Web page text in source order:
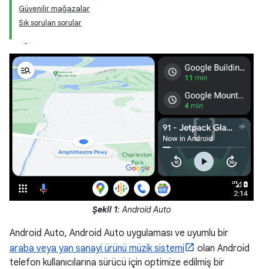
Güvenilir mağazalar
Sık sorulan sorular
Şekil 1: Android Auto
Android Auto, Android Auto uygulaması ve uyumlu bir
araba veya yan sanayi ürünü müzik sistemi
olan Android
telefon kullanıcılarına sürücü için optimize edilmiş bir